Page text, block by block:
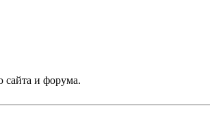
сайта и форума.